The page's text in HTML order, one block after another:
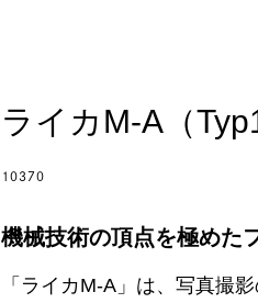
ライカM-A（
10370
機械技術の頂点を極めた
「ライカM-A」は、写真撮